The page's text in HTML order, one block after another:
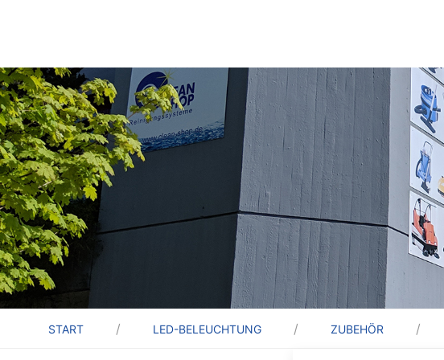
START LED-BELEUCHTUNG ZUBEHÖR